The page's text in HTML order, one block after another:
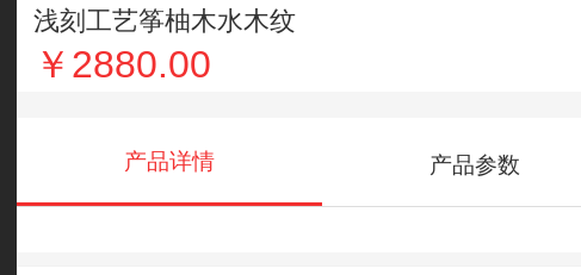
浅刻工艺筝柚木水木纹
￥2880.00
产品详情 产品参数